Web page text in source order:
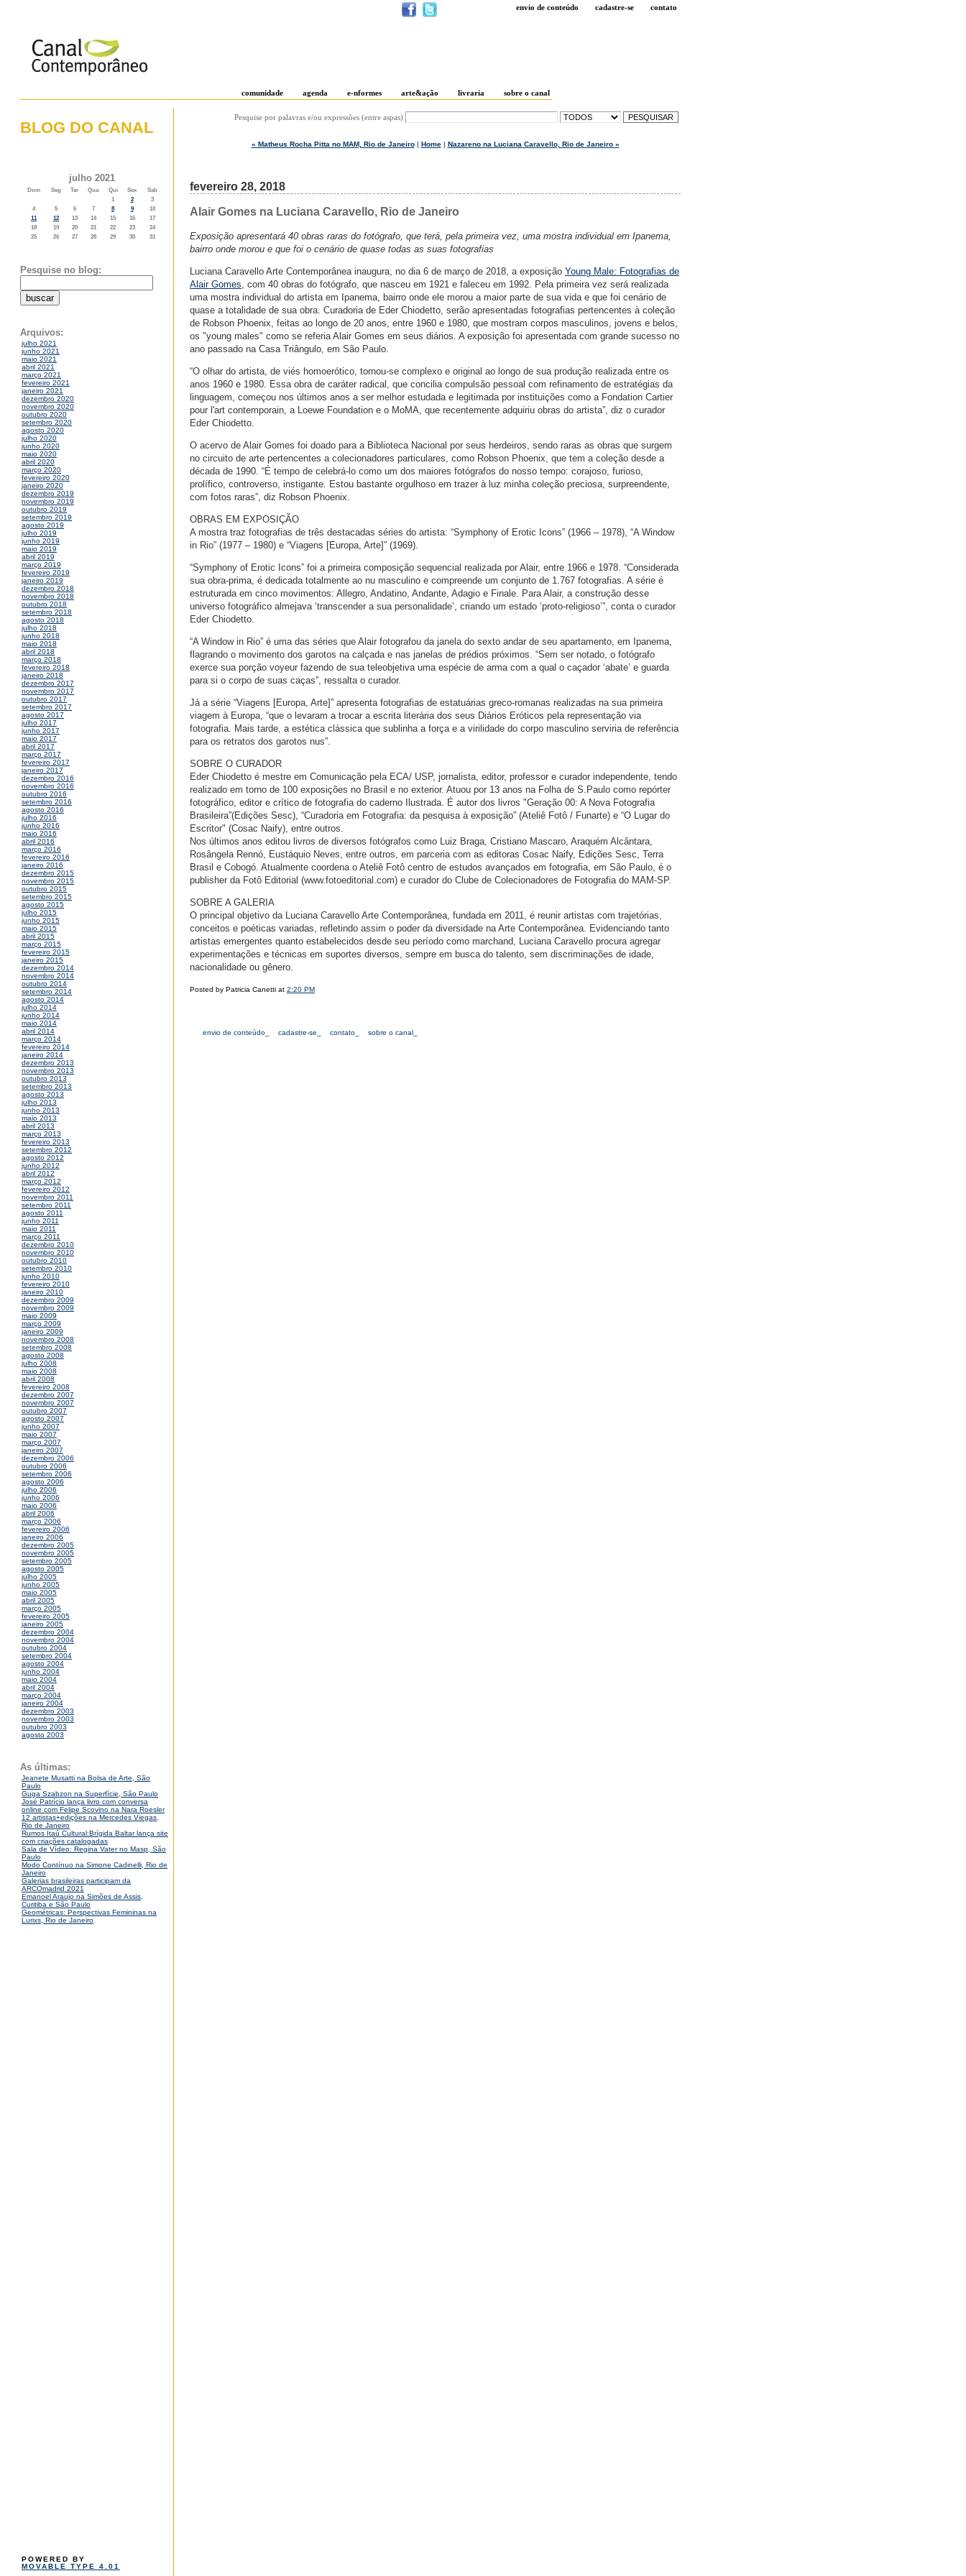
envio de conteúdo cadastre-se contato
comunidade agenda e-nformes arte&ação livraria sobre o canal
BLOG DO CANAL
julho 2021
Dom Seg Ter Qua Qui Sex
Sab
1
2
3
4
5 6 7 8 9
10
11
12 13 14 15 16
17
18
19 20 21 22 23
24
25
26 27 28 29 30 31
Pesquise no blog:
Arquivos:
julho 2021
junho 2021
maio 2021
abril 2021
março 2021
fevereiro 2021
janeiro 2021
dezembro 2020
novembro 2020
outubro 2020
setembro 2020
agosto 2020
julho 2020
junho 2020
maio 2020
abril 2020
março 2020
fevereiro 2020
janeiro 2020
dezembro 2019
novembro 2019
outubro 2019
setembro 2019
agosto 2019
julho 2019
junho 2019
maio 2019
abril 2019
março 2019
fevereiro 2019
janeiro 2019
dezembro 2018
novembro 2018
outubro 2018
setembro 2018
agosto 2018
julho 2018
junho 2018
maio 2018
abril 2018
março 2018
fevereiro 2018
janeiro 2018
dezembro 2017
novembro 2017
outubro 2017
setembro 2017
agosto 2017
julho 2017
junho 2017
maio 2017
abril 2017
março 2017
fevereiro 2017
janeiro 2017
dezembro 2016
novembro 2016
outubro 2016
setembro 2016
agosto 2016
julho 2016
junho 2016
maio 2016
abril 2016
março 2016
fevereiro 2016
janeiro 2016
dezembro 2015
novembro 2015
outubro 2015
setembro 2015
agosto 2015
julho 2015
junho 2015
maio 2015
abril 2015
março 2015
fevereiro 2015
janeiro 2015
dezembro 2014
novembro 2014
outubro 2014
setembro 2014
agosto 2014
julho 2014
junho 2014
maio 2014
abril 2014
março 2014
fevereiro 2014
janeiro 2014
dezembro 2013
novembro 2013
outubro 2013
setembro 2013
agosto 2013
julho 2013
junho 2013
maio 2013
abril 2013
março 2013
fevereiro 2013
setembro 2012
agosto 2012
junho 2012
abril 2012
março 2012
fevereiro 2012
novembro 2011
setembro 2011
agosto 2011
junho 2011
maio 2011
março 2011
dezembro 2010
novembro 2010
outubro 2010
setembro 2010
junho 2010
fevereiro 2010
janeiro 2010
dezembro 2009
novembro 2009
maio 2009
março 2009
janeiro 2009
novembro 2008
setembro 2008
agosto 2008
julho 2008
maio 2008
abril 2008
fevereiro 2008
dezembro 2007
novembro 2007
outubro 2007
agosto 2007
junho 2007
maio 2007
março 2007
janeiro 2007
dezembro 2006
outubro 2006
setembro 2006
agosto 2006
julho 2006
junho 2006
maio 2006
abril 2006
março 2006
fevereiro 2006
janeiro 2006
dezembro 2005
novembro 2005
setembro 2005
agosto 2005
julho 2005
junho 2005
maio 2005
abril 2005
março 2005
fevereiro 2005
janeiro 2005
dezembro 2004
novembro 2004
outubro 2004
setembro 2004
agosto 2004
junho 2004
maio 2004
abril 2004
março 2004
janeiro 2004
dezembro 2003
novembro 2003
outubro 2003
agosto 2003
As últimas:
Jeanete Musatti na Bolsa de Arte, São
Paulo
Guga Szabzon na Superfície, São Paulo
José Patrício lança livro com conversa
online com Felipe Scovino na Nara Roesler
12 artistas+edições na Mercedes Viegas,
Rio de Janeiro
Rumos Itaú Cultural:Brígida Baltar lança site
com criações catalogadas
Sala de Vídeo: Regina Vater no Masp, São
Paulo
Modo Contínuo na Simone Cadinelli, Rio de
Janeiro
Galerias brasileiras participam da
ARCOmadrid 2021
Emanoel Araujo na Simões de Assis,
Curitiba e São Paulo
Geométricas: Perspectivas Femininas na
Lurixs, Rio de Janeiro
POWERED BY
MOVABLE TYPE 4.01
Pesquise por palavras e/ou expressões (entre aspas)
« Matheus Rocha Pitta no MAM, Rio de Janeiro| Home| Nazareno na Luciana Caravello, Rio de Janeiro »
fevereiro 28, 2018
Alair Gomes na Luciana Caravello, Rio de Janeiro
Exposição apresentará 40 obras raras do fotógrafo, que terá, pela primeira vez, uma mostra individual em Ipanema,
bairro onde morou e que foi o cenário de quase todas as suas fotografias
Luciana Caravello Arte Contemporânea inaugura, no dia 6 de março de 2018, a exposição Young Male: Fotografias de
Alair Gomes, com 40 obras do fotógrafo, que nasceu em 1921 e faleceu em 1992. Pela primeira vez será realizada
uma mostra individual do artista em Ipanema, bairro onde ele morou a maior parte de sua vida e que foi cenário de
quase a totalidade de sua obra. Curadoria de Eder Chiodetto, serão apresentadas fotografias pertencentes à coleção
de Robson Phoenix, feitas ao longo de 20 anos, entre 1960 e 1980, que mostram corpos masculinos, jovens e belos,
os "young males" como se referia Alair Gomes em seus diários. A exposição foi apresentada com grande sucesso no
ano passado na Casa Triângulo, em São Paulo.
“O olhar do artista, de viés homoerótico, tornou-se complexo e original ao longo de sua produção realizada entre os
anos 1960 e 1980. Essa obra de caráter radical, que concilia compulsão pessoal com refinamento de estratégias da
linguagem, começou nos últimos anos a ser melhor estudada e legitimada por instituições como a Fondation Cartier
pour l'art contemporain, a Loewe Foundation e o MoMA, que recentemente adquiriu obras do artista”, diz o curador
Eder Chiodetto.
O acervo de Alair Gomes foi doado para a Biblioteca Nacional por seus herdeiros, sendo raras as obras que surgem
no circuito de arte pertencentes a colecionadores particulares, como Robson Phoenix, que tem a coleção desde a
década de 1990. “É tempo de celebrá-lo como um dos maiores fotógrafos do nosso tempo: corajoso, furioso,
prolífico, controverso, instigante. Estou bastante orgulhoso em trazer à luz minha coleção preciosa, surpreendente,
com fotos raras”, diz Robson Phoenix.
OBRAS EM EXPOSIÇÃO
A mostra traz fotografias de três destacadas séries do artista: “Symphony of Erotic Icons” (1966 – 1978), “A Window
in Rio” (1977 – 1980) e “Viagens [Europa, Arte]” (1969).
“Symphony of Erotic Icons” foi a primeira composição sequencial realizada por Alair, entre 1966 e 1978. “Considerada
sua obra-prima, é dedicada totalmente ao nu masculino e compreende um conjunto de 1.767 fotografias. A série é
estruturada em cinco movimentos: Allegro, Andatino, Andante, Adagio e Finale. Para Alair, a construção desse
universo fotográfico almejava ‘transcender a sua personalidade’, criando um estado ‘proto-religioso’”, conta o curador
Eder Chiodetto.
“A Window in Rio” é uma das séries que Alair fotografou da janela do sexto andar de seu apartamento, em Ipanema,
flagrando o movimento dos garotos na calçada e nas janelas de prédios próximos. “Sem ser notado, o fotógrafo
exerce sua porção voyeur fazendo de sua teleobjetiva uma espécie de arma com a qual o caçador ‘abate’ e guarda
para si o corpo de suas caças”, ressalta o curador.
Já a série “Viagens [Europa, Arte]” apresenta fotografias de estatuárias greco-romanas realizadas na sua primeira
viagem à Europa, “que o levaram a trocar a escrita literária dos seus Diários Eróticos pela representação via
fotografia. Mais tarde, a estética clássica que sublinha a força e a virilidade do corpo masculino serviria de referência
para os retratos dos garotos nus”.
SOBRE O CURADOR
Eder Chiodetto é mestre em Comunicação pela ECA/ USP, jornalista, editor, professor e curador independente, tendo
realizado em torno de 100 exposições no Brasil e no exterior. Atuou por 13 anos na Folha de S.Paulo como repórter
fotográfico, editor e crítico de fotografia do caderno Ilustrada. É autor dos livros "Geração 00: A Nova Fotografia
Brasileira”(Edições Sesc), “Curadoria em Fotografia: da pesquisa à exposição” (Ateliê Fotô / Funarte) e “O Lugar do
Escritor" (Cosac Naify), entre outros.
Nos últimos anos editou livros de diversos fotógrafos como Luiz Braga, Cristiano Mascaro, Araquém Alcântara,
Rosângela Rennó, Eustáquio Neves, entre outros, em parceria com as editoras Cosac Naify, Edições Sesc, Terra
Brasil e Cobogó. Atualmente coordena o Ateliê Fotô centro de estudos avançados em fotografia, em São Paulo, é o
publisher da Fotô Editorial (www.fotoeditorial.com) e curador do Clube de Colecionadores de Fotografia do MAM-SP.
SOBRE A GALERIA
O principal objetivo da Luciana Caravello Arte Contemporânea, fundada em 2011, é reunir artistas com trajetórias,
conceitos e poéticas variadas, refletindo assim o poder da diversidade na Arte Contemporânea. Evidenciando tanto
artistas emergentes quanto estabelecidos desde seu período como marchand, Luciana Caravello procura agregar
experimentações e técnicas em suportes diversos, sempre em busca do talento, sem discriminações de idade,
nacionalidade ou gênero.
Posted by Patricia Canetti at 2:20 PM
envio de conteúdo_ cadastre-se_ contato_ sobre o canal_